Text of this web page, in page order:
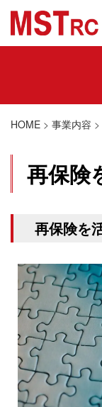
HOME > 事業内容 >
再保険
再保険を